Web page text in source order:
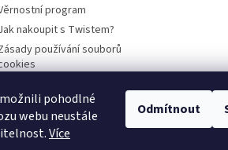
pohodlné
webu neustále
Více
Odmítnout
program
nakoupit s Twistem?
používání souborů
psů Hlodavci KAMENNÝ OBCHOD